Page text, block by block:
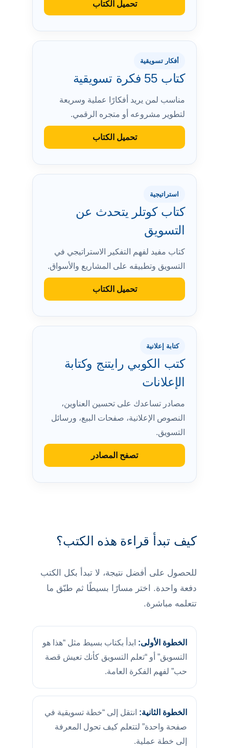
تحميل الكتاب
أفكار تسويقية
كتاب 55 فكرة تسويقية
مناسب لمن يريد أفكارًا عملية وسريعة
لتطوير مشروعه أو متجره الرقمي.
تحميل الكتاب
استراتيجية
كتاب كوتلر يتحدث عن
التسويق
كتاب مفيد لفهم التفكير الاستراتيجي في
التسويق وتطبيقه على المشاريع والأسواق.
تحميل الكتاب
كتابة إعلانية
كتب الكوبي رايتنج وكتابة
الإعلانات
مصادر تساعدك على تحسين العناوين،
النصوص الإعلانية، صفحات البيع، ورسائل
التسويق.
تصفح المصادر
كيف تبدأ قراءة هذه الكتب؟
للحصول على أفضل نتيجة، لا تبدأ بكل الكتب
دفعة واحدة. اختر مسارًا بسيطًا ثم طبّق ما
تتعلمه مباشرة.
الخطوة الأولى: ابدأ بكتاب بسيط مثل “هذا هو
التسويق” أو “تعلم التسويق كأنك تعيش قصة
حب” لفهم الفكرة العامة.
الخطوة الثانية: انتقل إلى “خطة تسويقية في
صفحة واحدة” لتتعلم كيف تحول المعرفة
إلى خطة عملية.